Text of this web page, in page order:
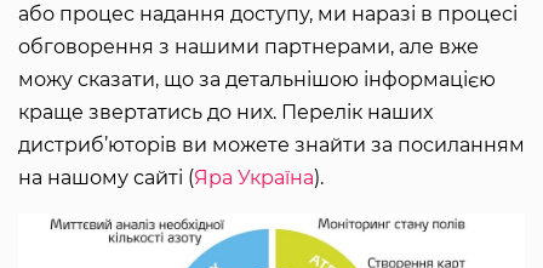
або процес надання доступу, ми наразі в процесі
обговорення з нашими партнерами, але вже
можу сказати, що за детальнішою інформацією
краще звертатись до них. Перелік наших
дистриб’юторів ви можете знайти за посиланням
на нашому сайті (Яра Україна).